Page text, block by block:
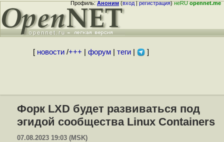
Профиль:Аноним(вход|регистрация)неRUopennet.me
[ новости/+++ форум| теги| ]
Форк LXD будет развиваться под
эгидой сообщества Linux Containers
07.08.2023 19:03 (MSK)